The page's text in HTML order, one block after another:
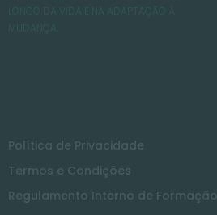
Política de Privacidade
Termos e Condições
Regulamento Interno de Formação